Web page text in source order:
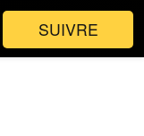
SUIVRE